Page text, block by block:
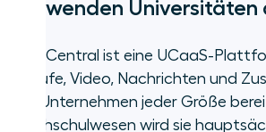
verwenden Universitäten
RingCentral ist eine UCaaS-
Anrufe, Video, Nachrichten und
für Unternehmen jeder Größe
Hochschulwesen wird sie